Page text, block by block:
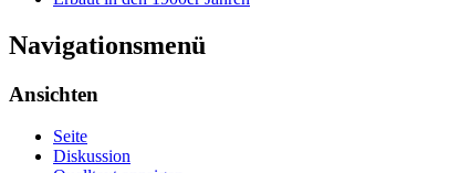
Navigationsmenü
Ansichten
Seite
Diskussion